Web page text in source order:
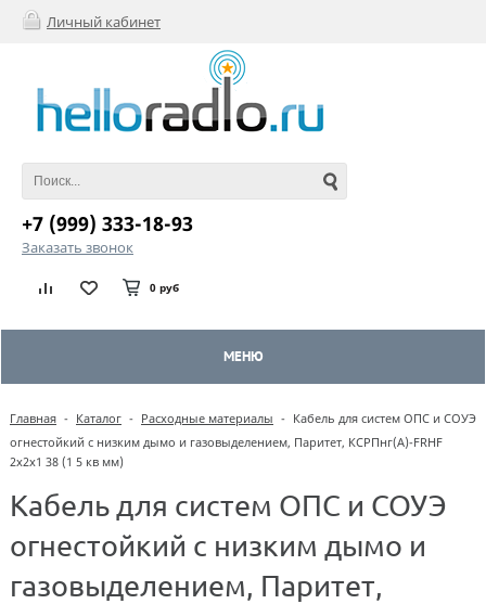
Личный кабинет
+7 (999) 333-18-93
Заказать звонок
0 руб
МЕНЮ
Главная - Каталог - Расходные материалы - Кабель для систем ОПС и СОУЭ
огнестойкий с низким дымо и газовыделением, Паритет, КСРПнг(А)-FRHF
2х2х1 38 (1 5 кв мм)
Кабель для систем ОПС и СОУЭ
огнестойкий с низким дымо и
газовыделением, Паритет,